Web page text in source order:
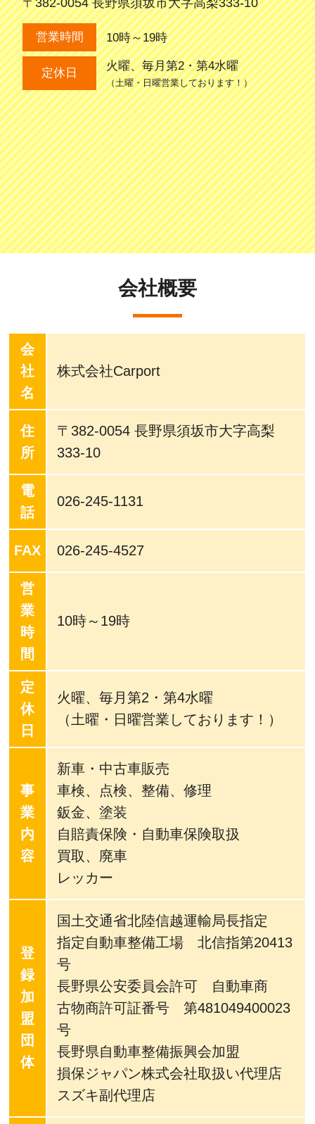
〒382-0054 長野県須坂市大字高梨333-10
営業時間 10時～19時
定休日
火曜、毎月第2・第4水曜
（土曜・日曜営業しております！）
会社概要
会
社
名
株式会社Carport
住
所
〒382-0054 長野県須坂市大字高梨
333-10
電
話
026-245-1131
FAX 026-245-4527
営
業
時
間
10時～19時
定
休
日
火曜、毎月第2・第4水曜
（土曜・日曜営業しております！）
事
業
内
容
新車・中古車販売
車検、点検、整備、修理
鈑金、塗装
自賠責保険・自動車保険取扱
買取、廃車
レッカー
登
録
加
盟
団
体
国土交通省北陸信越運輸局長指定
指定自動車整備工場 北信指第20413
号
長野県公安委員会許可 自動車商
古物商許可証番号 第481049400023
号
長野県自動車整備振興会加盟
損保ジャパン株式会社取扱い代理店
スズキ副代理店